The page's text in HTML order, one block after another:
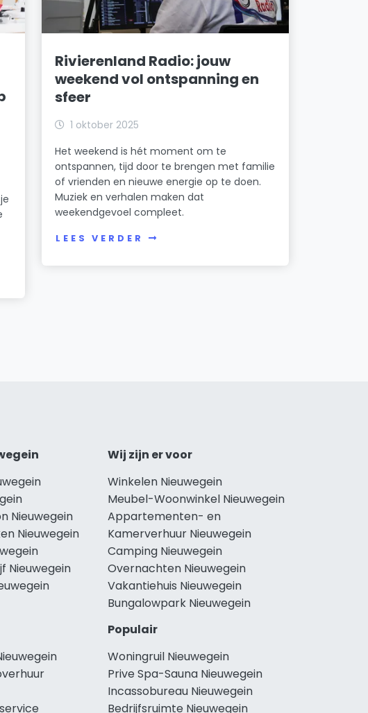
Rivierenland Radio: jouw
weekend vol ontspanning en
sfeer
1 oktober 2025
Het weekend is hét moment om te
ontspannen, tijd door te brengen met familie
of vrienden en nieuwe energie op te doen.
Muziek en verhalen maken dat
weekendgevoel compleet.
LEES VERDER
Nieuwegein
Nieuwegein
Nieuwegein
Wij zijn er voor
Winkelen Nieuwegein
Meubel-Woonwinkel Nieuwegein
Appartementen- en
Kamerverhuur Nieuwegein
Camping Nieuwegein
Overnachten Nieuwegein
Vakantiehuis Nieuwegein
Bungalowpark Nieuwegein
Populair
Woningruil Nieuwegein
Prive Spa-Sauna Nieuwegein
Incassobureau Nieuwegein
Bedrijfsruimte Nieuwegein